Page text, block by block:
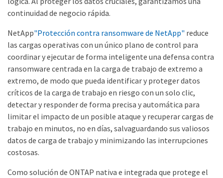
continuidad de negocio rápida.
NetApp"Protección contra ransomware de NetApp" reduce
las cargas operativas con un único plano de control para
coordinar y ejecutar de forma inteligente una defensa contra
ransomware centrada en la carga de trabajo de extremo a
extremo, de modo que pueda identificar y proteger datos
críticos de la carga de trabajo en riesgo con un solo clic,
detectar y responder de forma precisa y automática para
limitar el impacto de un posible ataque y recuperar cargas de
trabajo en minutos, no en días, salvaguardando sus valiosos
datos de carga de trabajo y minimizando las interrupciones
costosas.
Como solución de ONTAP nativa e integrada que protege el